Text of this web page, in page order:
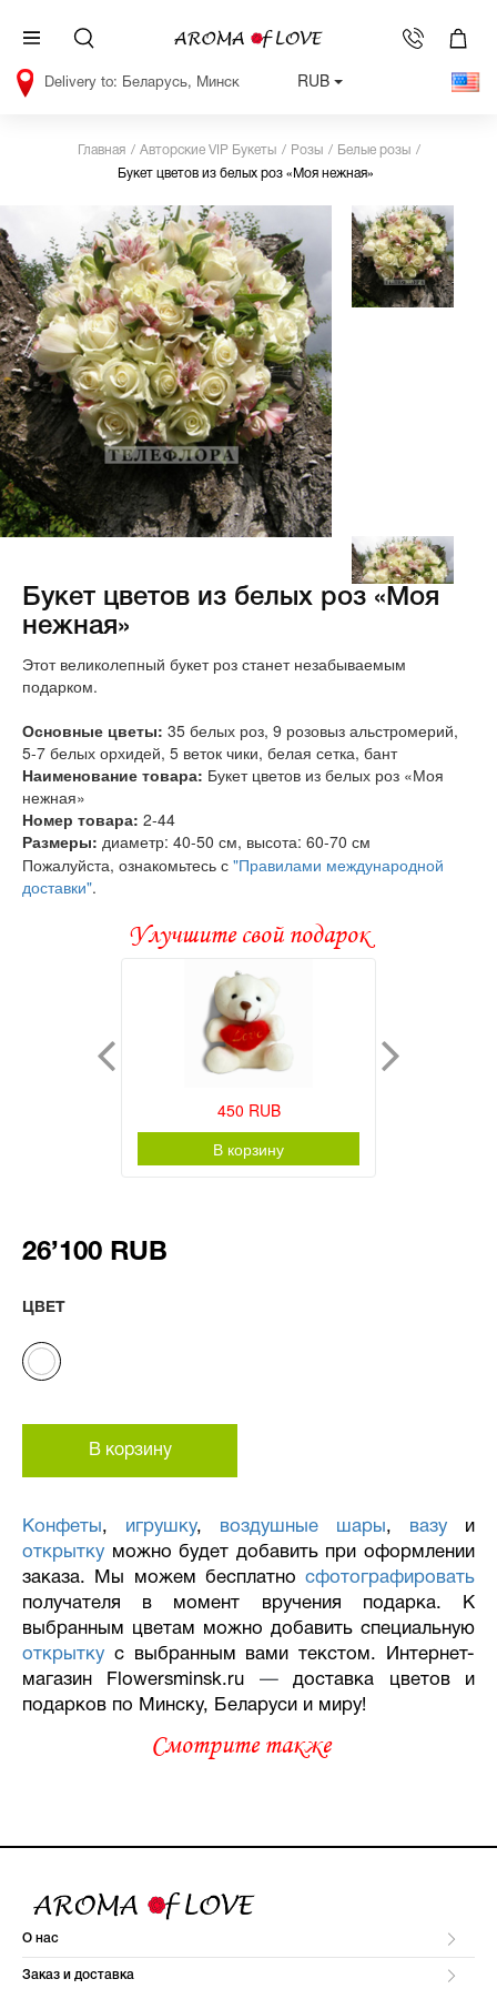
Беларусь, Минск RUB
Главная Авторские VIP Букеты Розы
Белые розы
Букет цветов из белых роз «Моя нежная»
Букет цветов из белых роз «Моя
нежная»
Этот великолепный букет роз станет незабываемым
подарком.
Основные цветы: 35 белых роз, 9 розовыз альстромерий,
5-7 белых орхидей, 5 веток чики, белая сетка, бант
Наименование товара: Букет цветов из белых роз «Моя
нежная»
Номер товара: 2-44
Размеры: диаметр: 40-50 см, высота: 60-70 см
Пожалуйста, ознакомьтесь с "Правилами международной
доставки".
Улучшите свой подарок
450 RUB
В корзину
26’100 RUB
ЦВЕТ
В корзину
Конфеты, игрушку, воздушные шары, вазу и
открытку можно будет добавить при оформлении
заказа. Мы можем бесплатно сфотографировать
получателя в момент вручения подарка. К
выбранным цветам можно добавить специальную
открытку с выбранным вами текстом. Интернет-
магазин Flowersminsk.ru —доставка цветов и
подарков по Минску, Беларуси и миру!
Смотрите также
О нас
Заказ и доставка